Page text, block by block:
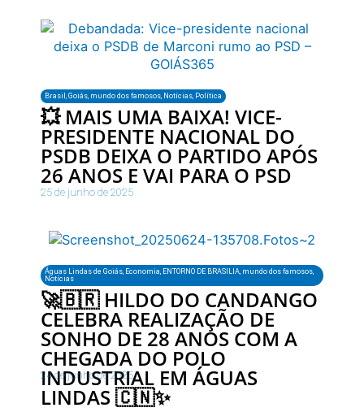
Brasil Goiás mundo dos famosos Notícias Política
💥 MAIS UMA BAIXA! VICE-
PRESIDENTE NACIONAL DO
PSDB DEIXA O PARTIDO APÓS
26 ANOS E VAI PARA O PSD
25 de junho de 2025
Águas Lindas de Goiás, Economia, ENTORNO DE BRASILIA, mundo dos famosos,
Notícias
🚀🇧🇷 HILDO DO CANDANGO
CELEBRA REALIZAÇÃO DE
SONHO DE 28 ANOS COM A
CHEGADA DO POLO
INDUSTRIAL EM ÁGUAS
LINDAS 🇨🇳✨
24 de junho de 2025